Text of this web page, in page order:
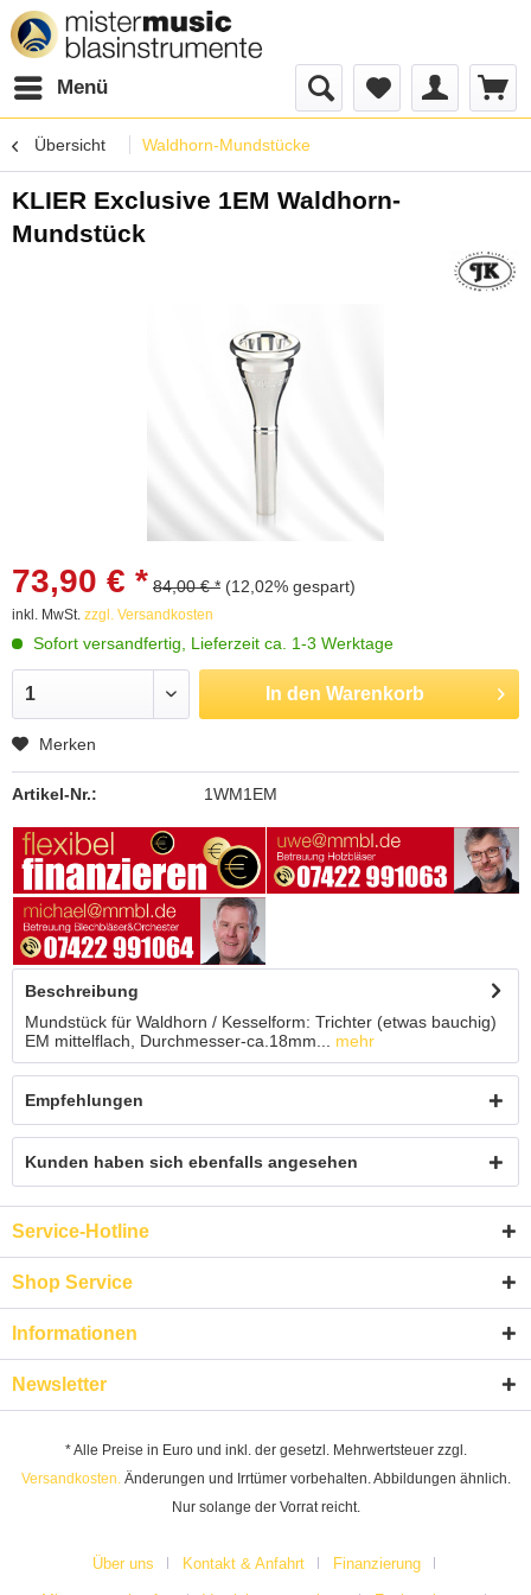
Menü
Übersicht Waldhorn-Mundstücke
KLIER Exclusive 1EM Waldhorn-
Mundstück
73,90 € * 84,00 € * (12,02% gespart)
inkl. MwSt. zzgl. Versandkosten
Sofort versandfertig, Lieferzeit ca. 1-3 Werktage
In den Warenkorb
Merken
Artikel-Nr.: 1WM1EM
Beschreibung
Mundstück für Waldhorn / Kesselform: Trichter (etwas bauchig)
EM mittelflach, Durchmesser-ca.18mm...
mehr
Empfehlungen
Kunden haben sich ebenfalls angesehen
Service-Hotline
Shop Service
Informationen
Newsletter
* Alle Preise in Euro und inkl. der gesetzl. Mehrwertsteuer zzgl.
Versandkosten.Änderungen und Irrtümer vorbehalten. Abbildungen ähnlich.
Nur solange der Vorrat reicht.
Über uns Kontakt & Anfahrt Finanzierung